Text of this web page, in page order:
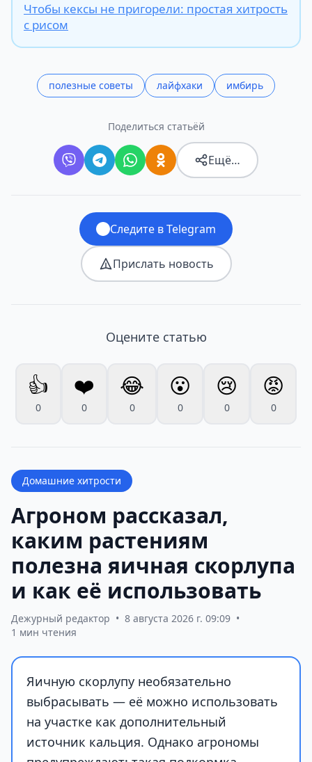
Чтобы кексы не пригорели: простая хитрость
с рисом
полезные советы лайфхаки имбирь
Поделиться статьёй
Ещё…
Следите в Telegram
Прислать новость
Оцените статью
👍
0
❤️
0
😂
0
😮
0
😢
0
😡
0
Домашние хитрости
Агроном рассказал,
каким растениям
полезна яичная скорлупа
и как её использовать
Дежурный редактор • 8 августа 2026 г. 09:09 •
1 мин чтения
Яичную скорлупу необязательно
выбрасывать — её можно использовать
на участке как дополнительный
источник кальция. Однако агрономы